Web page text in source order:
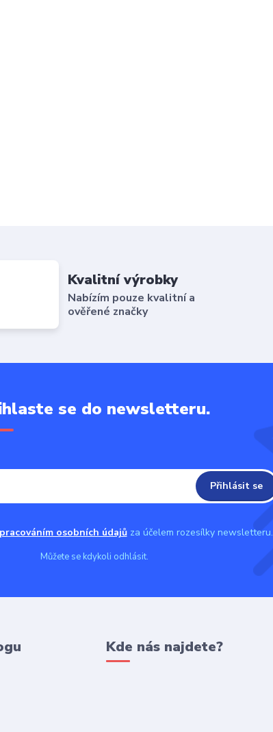
Kvalitní výrobky
Nabízím pouze kvalitní a
ověřené značky
se do newsletteru.
Přihlásit se
osobních údajůza účelem rozesílky newsletteru.
Můžete se kdykoli odhlásit.
Kde nás najdete?